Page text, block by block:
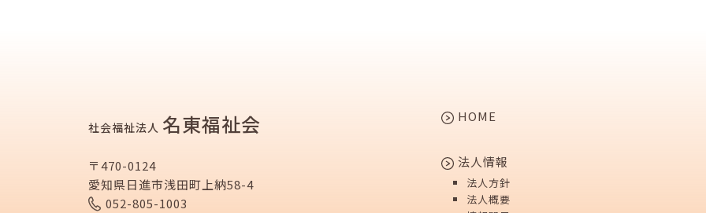
社会福祉法人 名東福祉会
〒470-0124
愛知県日進市浅田町上納58-4
052-805-1003
HOME
法人情報
法人方針
法人概要